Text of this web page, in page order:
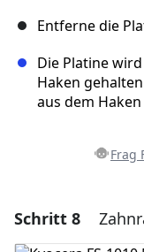
Entferne die
Die Platine
Haken
aus dem
Frag
Schritt 8